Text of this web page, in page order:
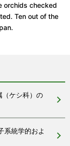
orchids checked
Ten out of the
ケシ科）の
統学的およ